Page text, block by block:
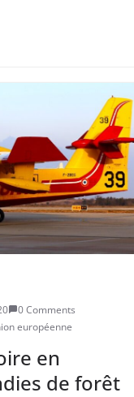
0 Comments
européenne
en
de forêt